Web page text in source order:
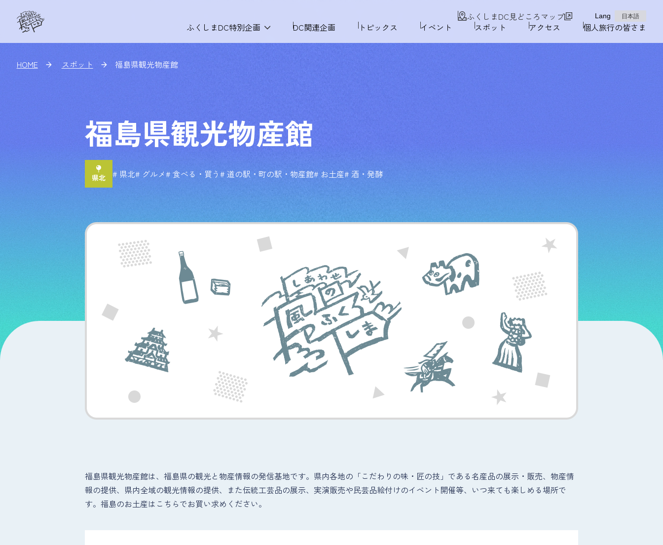
ふくしまDC見どころマップ Lang 日本語
ふくしまDC特別企画 DC関連企画 トピックス イベント スポット アクセス 個人旅行の皆さま
HOME スポット 福島県観光物産館
福島県観光物産館
# 県北# グルメ# 食べる・買う # 道の駅・町の駅・物産館# お土産# 酒・発酵
福島県観光物産館は、福島県の観光と物産情報の発信基地です。県内各地の「こだわりの味・匠の技」である名産品の展示・販売、物産情
報の提供、県内全域の観光情報の提供、また伝統工芸品の展示、実演販売や民芸品絵付けのイベント開催等、いつ来ても楽しめる場所で
す。福島のお土産はこちらでお買い求めください。